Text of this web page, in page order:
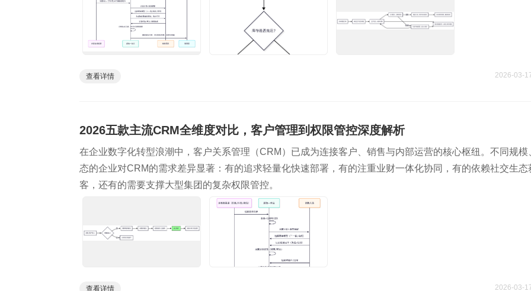
查看详情 2026-03-
2026五款主流CRM全维度对比，客户管理到权限管控深度解析
在企业数字化转型浪潮中，客户关系管理（CRM）已成为连接客户、销售与内部运营的核心枢纽。不同规模
态的企业对CRM的需求差异显著：有的追求轻量化快速部署，有的注重业财一体化协同，有的依赖社交生态
客，还有的需要支撑大型集团的复杂权限管控。
查看详情 2026-03-